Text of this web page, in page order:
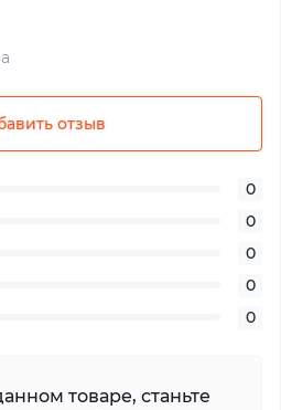
отзыв
0
0
0
0
0
товаре, станьте